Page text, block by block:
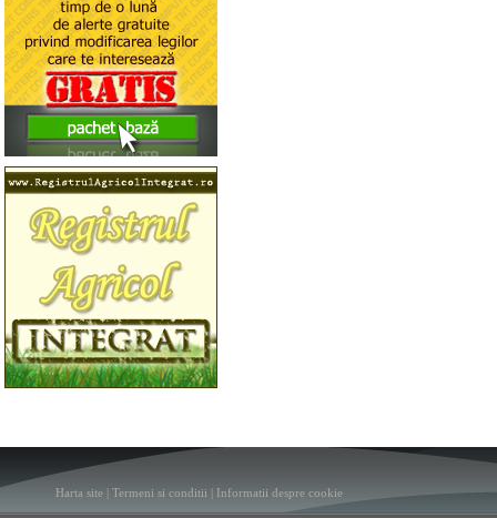
Harta site | Termeni si conditii | Informatii despre cookie